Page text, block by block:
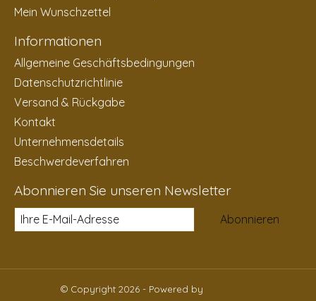
Mein Wunschzettel
Informationen
Allgemeine Geschäftsbedingungen
Datenschutzrichtlinie
Versand & Rückgabe
Kontakt
Unternehmensdetails
Beschwerdeverfahren
Abonnieren Sie unseren Newsletter
Abonnieren
© Copyright 2026 - Powered by